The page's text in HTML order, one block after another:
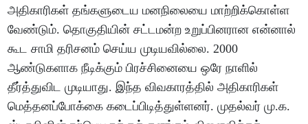
அதிகாரிகள் தங்களுடைய மனநிலையை மாற்றிக்கொள்ள
வேண்டும். தொகுதியின் சட்டமன்ற உறுப்பினரான என்னால்
கூட சாமி தரிசனம் செய்ய முடியவில்லை. 2000
ஆண்டுகளாக நீடிக்கும் பிரச்சினையை ஒரே நாளில்
தீர்த்துவிட முடியாது. இந்த விவகாரத்தில் அதிகாரிகள்
மெத்தனப்போக்கை கடைப்பிடித்துள்ளனர். முதல்வர் மு.க.